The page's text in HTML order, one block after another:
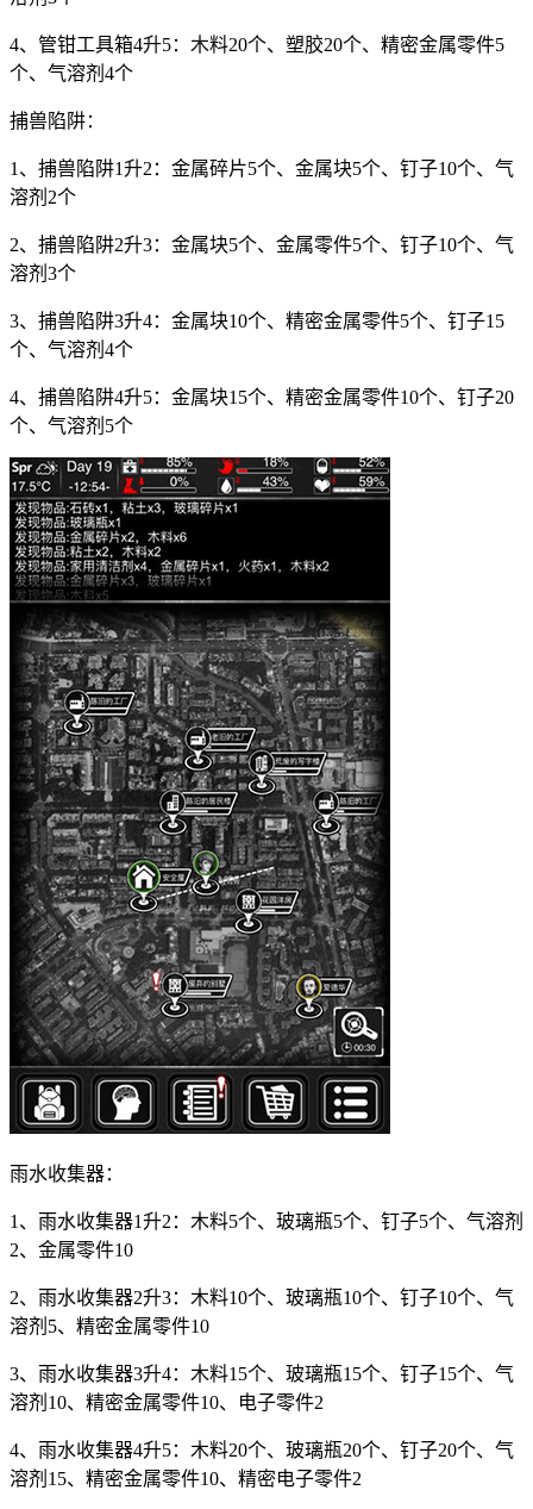
4、管钳工具箱4升5：木料20个、塑胶20个、精密金属零件5
个、气溶剂4个
捕兽陷阱：
1、捕兽陷阱1升2：金属碎片5个、金属块5个、钉子10个、气
溶剂2个
2、捕兽陷阱2升3：金属块5个、金属零件5个、钉子10个、气
溶剂3个
3、捕兽陷阱3升4：金属块10个、精密金属零件5个、钉子15
个、气溶剂4个
4、捕兽陷阱4升5：金属块15个、精密金属零件10个、钉子20
个、气溶剂5个
雨水收集器：
1、雨水收集器1升2：木料5个、玻璃瓶5个、钉子5个、气溶剂
2、金属零件10
2、雨水收集器2升3：木料10个、玻璃瓶10个、钉子10个、气
溶剂5、精密金属零件10
3、雨水收集器3升4：木料15个、玻璃瓶15个、钉子15个、气
溶剂10、精密金属零件10、电子零件2
4、雨水收集器4升5：木料20个、玻璃瓶20个、钉子20个、气
溶剂15、精密金属零件10、精密电子零件2